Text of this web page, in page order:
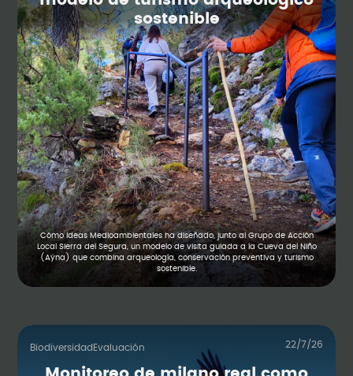
sostenible
Cómo Ideas Medioambientales ha diseñado, junto al Grupo de Acción
Local Sierra del Segura, un modelo de visita guiada a la Cueva del Niño
(Aýna) que combina arqueología, conservación preventiva y turismo
sostenible.
Biodiversidad Evaluación 22/7/26